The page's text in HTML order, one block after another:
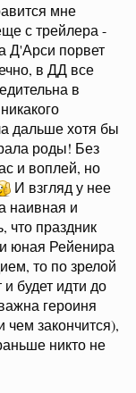
мне
с трейлера -
Д'Арси порвет
в ДД все
в
дальше хотя бы
роды! Без
и воплей, но
И взгляд у нее
наивная и
что праздник
юная Рейенира
то по зрелой
будет идти до
героиня
чем закончится),
никто не